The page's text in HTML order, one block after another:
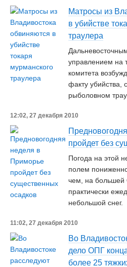
Матросы из
в убийстве
траулера
управлением на
комитета
факту убийства,
рыболовном
12:02, 27 декабря 2010
пройдет без
Погода на этой
полем
чем, на большей
практически
небольшой снег.
11:02, 27 декабря 2010
Во
дело ОПГ
более 25